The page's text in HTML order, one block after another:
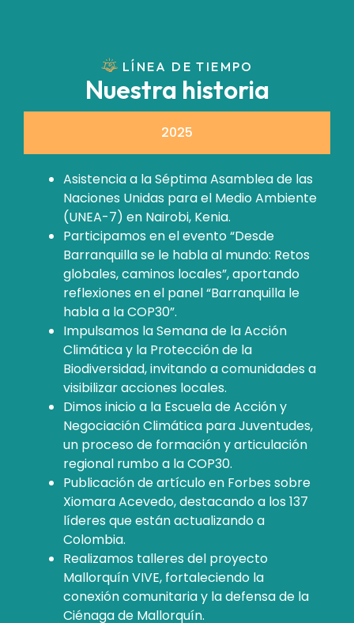
LÍNEA DE TIEMPO
Nuestra historia
2025
Asistencia a la Séptima Asamblea de las
Naciones Unidas para el Medio Ambiente
(UNEA-7) en Nairobi, Kenia.
Participamos en el evento “Desde
Barranquilla se le habla al mundo: Retos
globales, caminos locales”, aportando
reflexiones en el panel “Barranquilla le
habla a la COP30”.
Impulsamos la Semana de la Acción
Climática y la Protección de la
Biodiversidad, invitando a comunidades a
visibilizar acciones locales.
Dimos inicio a la Escuela de Acción y
Negociación Climática para Juventudes,
un proceso de formación y articulación
regional rumbo a la COP30.
Publicación de artículo en Forbes sobre
Xiomara Acevedo, destacando a los 137
líderes que están actualizando a
Colombia.
Realizamos talleres del proyecto
Mallorquín VIVE, fortaleciendo la
conexión comunitaria y la defensa de la
Ciénaga de Mallorquín.